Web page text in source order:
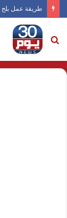
طريقة عمل بلح
بحث
عن